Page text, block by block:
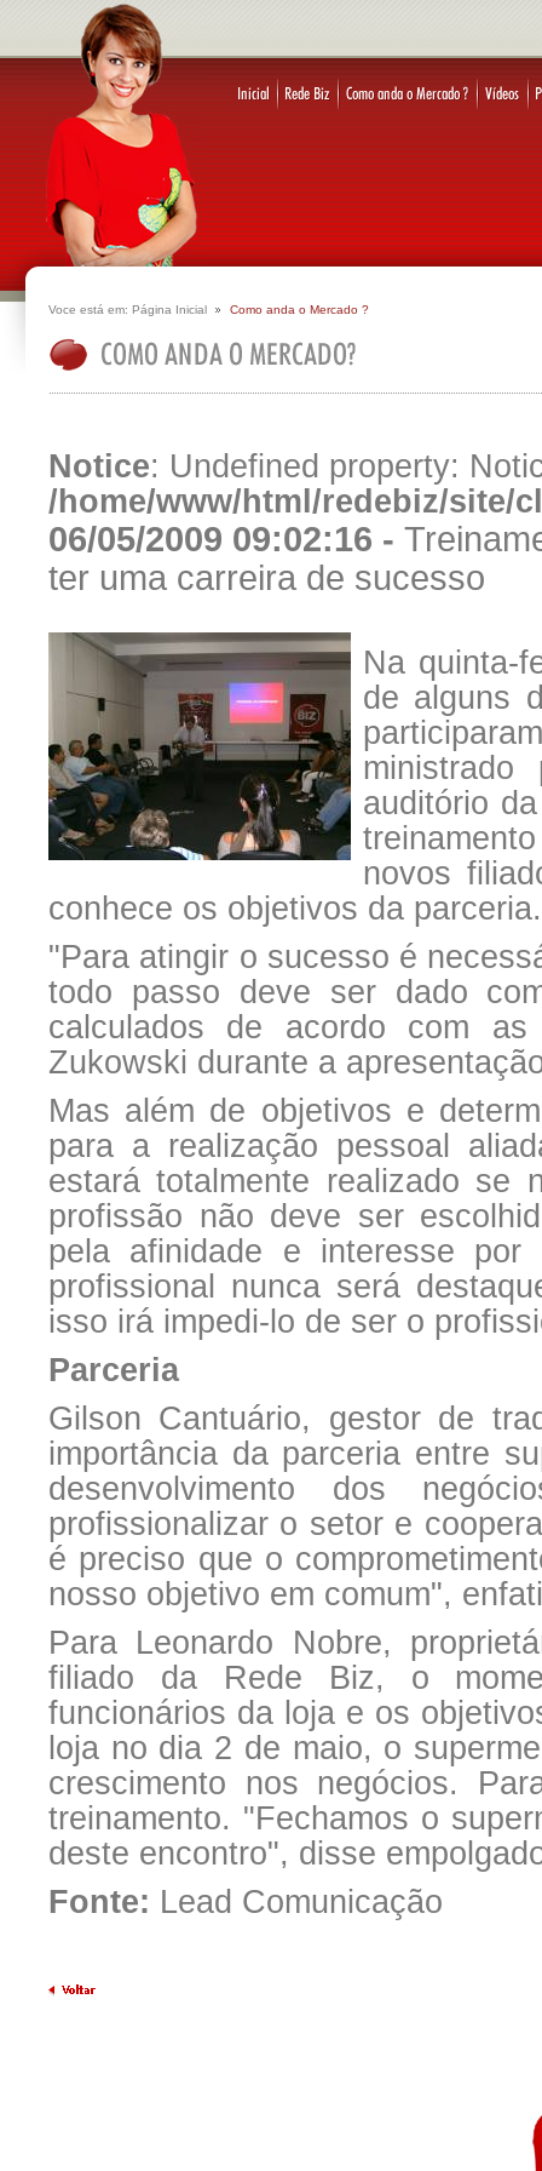
Voce está em: Página Inicial Como anda o Mercado ?
Notice: Undefined property:
/home/www/html/redebiz/site/
06/05/2009 09:02:16 -
ter uma carreira de sucesso
Na quinta-
de alguns
auditório
novos
conhece os objetivos da parceria.
"Para atingir o sucesso é
todo passo deve ser dado
calculados de acordo com
Zukowski durante a
Mas além de objetivos e
para a realização pessoal
estará totalmente realizado se
profissão não deve ser
pela afinidade e interesse por
profissional nunca será
isso irá impedi-lo de ser o
Parceria
Gilson Cantuário, gestor de
importância da parceria entre
desenvolvimento dos
profissionalizar o setor e
é preciso que o
nosso objetivo em comum",
Para Leonardo Nobre,
filiado da Rede Biz, o
funcionários da loja e os
loja no dia 2 de maio, o
crescimento nos negócios.
treinamento. "Fechamos o
deste encontro", disse
Fonte: Lead Comunicação